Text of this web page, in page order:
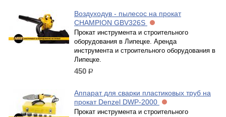
Воздуходув - пылесос на прокат
CHAMPION GВV326S
Прокат инструмента и строительного
оборудования в Липецке. Аренда
инструмента и строительного оборудования в
Липецке.
450 р.
Аппарат для сварки пластиковых труб на
прокат Denzel DWP-2000
Прокат инструмента и строительного